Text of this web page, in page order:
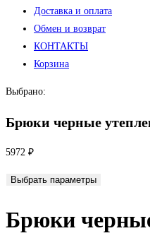
Доставка и оплата
Обмен и возврат
КОНТАКТЫ
Корзина
Выбрано:
Брюки черные
5972 ₽
Выбрать параметры
Брюки